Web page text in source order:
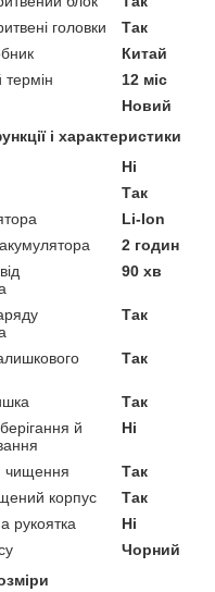
головки
Так
Китай
термін
12 міс
Новий
і характеристики
Ні
Так
Li-Ion
2 годин
90 хв
Так
Так
Так
й
Ні
чищення
Так
корпус
Так
рукоятка
Ні
Чорний